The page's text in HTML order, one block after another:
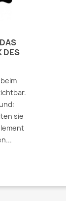
DES
sie